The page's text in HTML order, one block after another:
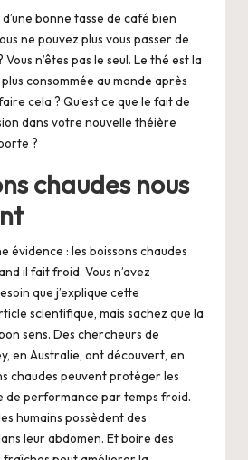
bonne tasse de café bien
ne pouvez plus vous passer de
n’êtes pas le seul. Le thé est la
consommée au monde après
cela ? Qu’est ce que le fait de
dans votre nouvelle théière
?
chaudes nous
évidence : les boissons chaudes
il fait froid. Vous n’avez
que j’explique cette
scientifique, mais sachez que la
sens. Des chercheurs de
en Australie, ont découvert, en
chaudes peuvent protéger les
de performance par temps froid.
humains possèdent des
leur abdomen. Et boire des